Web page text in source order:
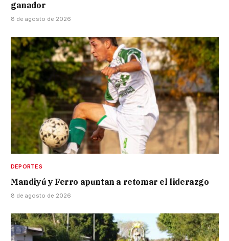
ganador
8 de agosto de 2026
DEPORTES
Mandiyú y Ferro apuntan a retomar el liderazgo
8 de agosto de 2026